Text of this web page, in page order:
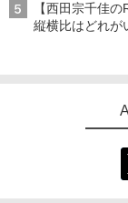
【西田宗千佳の
縦横比はどれが